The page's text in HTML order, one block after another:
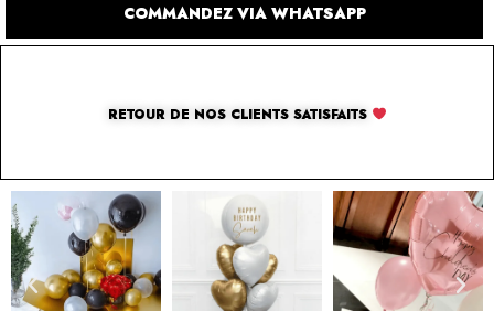
COMMANDEZ VIA WHATSAPP
RETOUR DE NOS CLIENTS SATISFAITS